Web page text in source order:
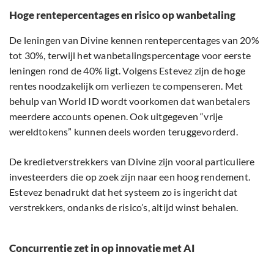
Hoge rentepercentages en risico op wanbetaling
De leningen van Divine kennen rentepercentages van 20%
tot 30%, terwijl het wanbetalingspercentage voor eerste
leningen rond de 40% ligt. Volgens Estevez zijn de hoge
rentes noodzakelijk om verliezen te compenseren. Met
behulp van World ID wordt voorkomen dat wanbetalers
meerdere accounts openen. Ook uitgegeven “vrije
wereldtokens” kunnen deels worden teruggevorderd.
De kredietverstrekkers van Divine zijn vooral particuliere
investeerders die op zoek zijn naar een hoog rendement.
Estevez benadrukt dat het systeem zo is ingericht dat
verstrekkers, ondanks de risico’s, altijd winst behalen.
Concurrentie zet in op innovatie met AI